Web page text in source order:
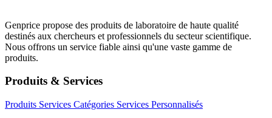
Genprice propose des produits de laboratoire de haute qualité
destinés aux chercheurs et professionnels du secteur scientifique.
Nous offrons un service fiable ainsi qu'une vaste gamme de
produits.
Produits & Services
Produits Services Catégories Services Personnalisés